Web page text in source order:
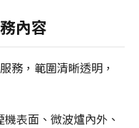
內容
務，範圍清晰透明，
表面、微波爐內外、